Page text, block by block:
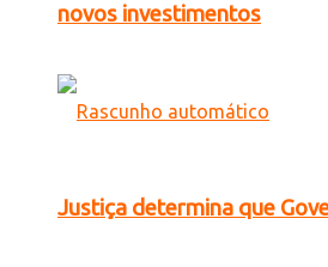
novos investimentos
Justiça determina que